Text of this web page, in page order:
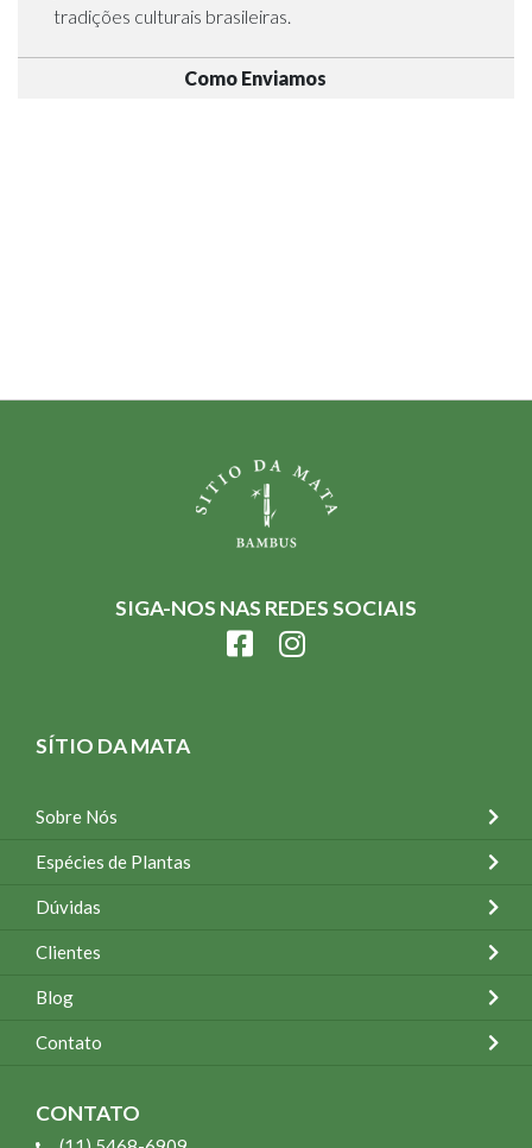
tradições culturais brasileiras.
Como Enviamos
SIGA-NOS NAS REDES SOCIAIS
SÍTIO DA MATA
Sobre Nós
Espécies de Plantas
Dúvidas
Clientes
Blog
Contato
CONTATO